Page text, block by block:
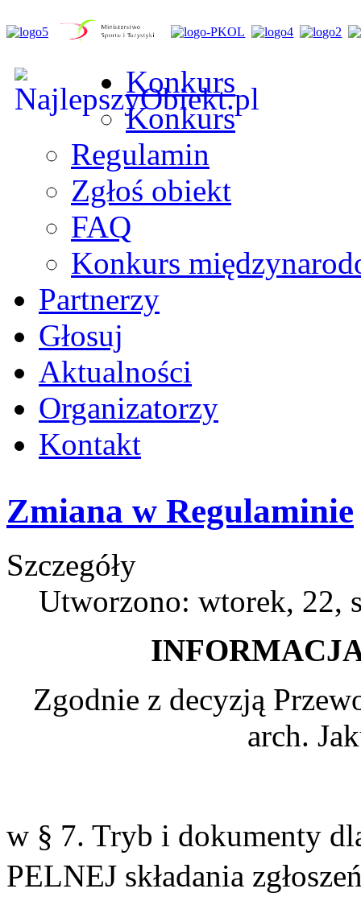
Konkurs
Konkurs
Regulamin
Zgłoś obiekt
FAQ
Konkurs
Partnerzy
Głosuj
Aktualności
Organizatorzy
Kontakt
Zmiana w Regulaminie
Szczegóły
Utworzono: wtorek, 22,
Zgodnie z decyzją
arch.
w § 7. Tryb i dokumenty
PELNEJ składania